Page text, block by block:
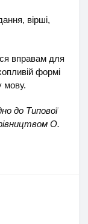
вірші,
вправам для
формі
мову.
до Типової
О.